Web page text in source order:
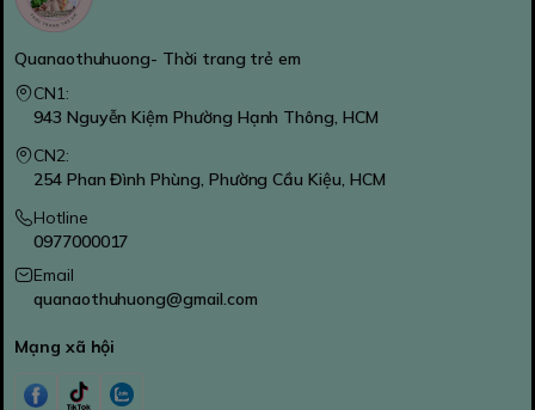
Quanaothuhuong- Thời trang trẻ em
CN1:
943 Nguyễn Kiệm Phường Hạnh Thông, HCM
CN2:
254 Phan Đình Phùng, Phường Cầu Kiệu, HCM
Hotline
0977000017
Email
quanaothuhuong@gmail.com
Mạng xã hội